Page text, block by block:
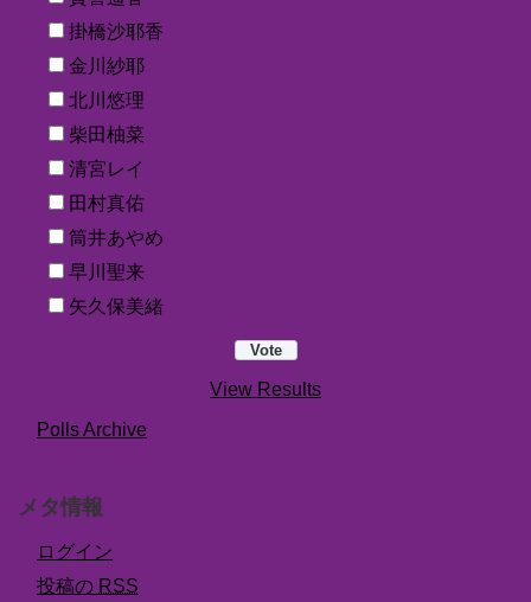
掛橋沙耶香
金川紗耶
北川悠理
柴田柚菜
清宮レイ
田村真佑
筒井あやめ
早川聖来
矢久保美緒
View Results
Polls Archive
メタ情報
ログイン
投稿の RSS